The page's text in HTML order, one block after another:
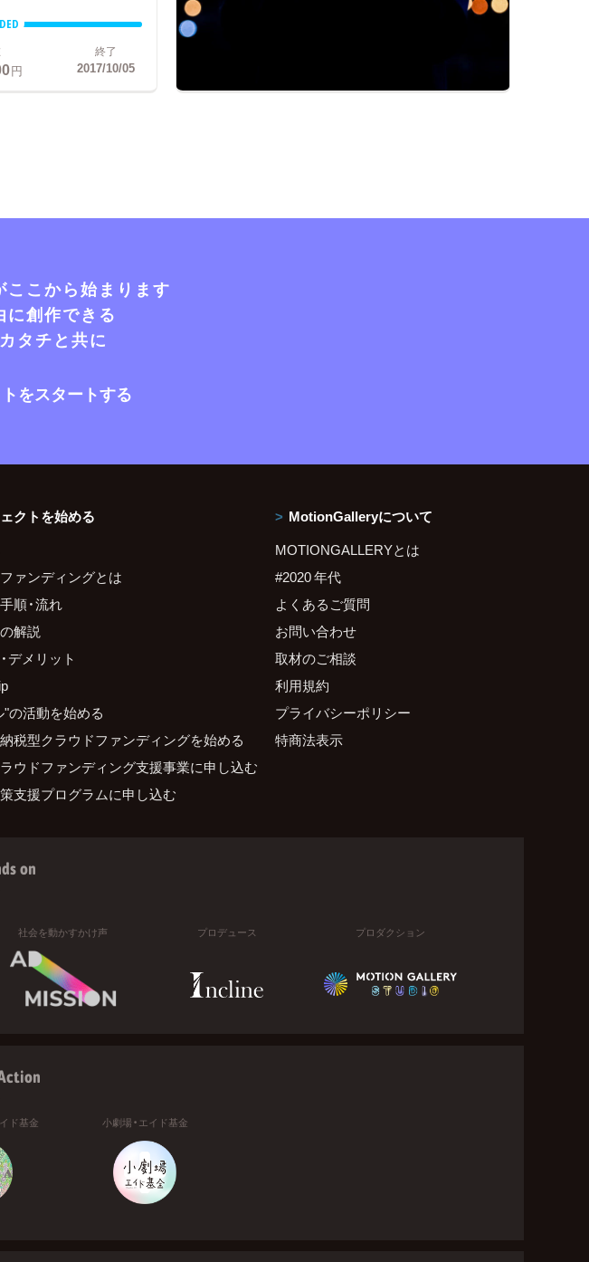
円
終了
2017/10/05
こから始まります
に創作できる
タチと共に
をスタートする
クトを始める
ァンディングとは
順・流れ
解説
デメリット
の活動を始める
税型クラウドファンディングを始める
ウドファンディング支援事業に申し込む
支援プログラムに申し込む
MotionGalleryについて
MOTIONGALLERYとは
#2020 年代
よくあるご質問
お問い合わせ
取材のご相談
利用規約
プライバシーポリシー
特商法表示
on
社会を動かすかけ声 プロデュース プロダクション
ド基金 小劇場・エイド基金